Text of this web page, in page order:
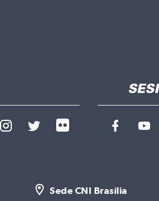
Sede CNI Brasília